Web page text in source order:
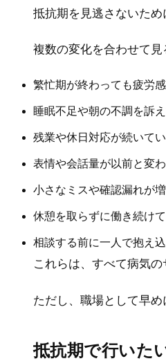
抵抗期を見逃さないた
複数の変化を合わせて
繁忙期が終わっても疲労
睡眠不足や朝の不調を訴
残業や休日対応が続いて
表情や会話量が以前と変
小さなミスや確認漏れが
休憩を取らずに働き続け
相談する前に一人で抱え
これらは、すべて病気
ただし、職場として早
抵抗期で行いた